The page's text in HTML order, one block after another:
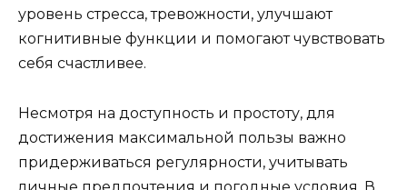
уровень стресса, тревожности, улучшают
когнитивные функции и помогают чувствовать
себя счастливее.
Несмотря на доступность и простоту, для
достижения максимальной пользы важно
придерживаться регулярности, учитывать
личные предпочтения и погодные условия. В